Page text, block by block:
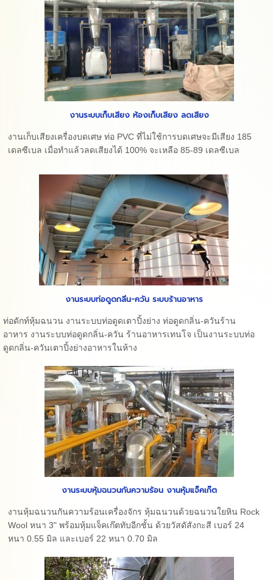
งานระบบเก็บเสียง ห้องเก็บเสียง ลดเสียง
งานเก็บเสียงเครื่องบดเศษ ท่อ PVC ที่ไม่ใช้การบดเศษจะมีเสียง 185
เดลซีเบล เมื่อทำแล้วลดเสียงได้ 100% จะเหลือ 85-89 เดลซีเบล
งานระบบท่อดูดกลิ่น-ควัน ระบบร้านอาหาร
ท่อดักท์หุ้มฉนวน งานระบบท่อดูดเตาปิ้งย่าง ท่อดูดกลิ่น-ควันร้าน
อาหาร งานระบบท่อดูดกลิ่น-ควัน ร้านอาหารเทนโจ เป็นงานระบบท่อ
ดูดกลิ่น-ควันเตาปิ้งย่างอาหารในห้าง
งานระบบหุ้มฉนวนกันความร้อน งานหุ้มแจ็คเก๊ต
งานหุ้มฉนวนกันความร้อนเครื่องจักร หุ้มฉนวนด้วยฉนวนใยหิน Rock
Wool หนา 3" พร้อมหุ้มแจ็คเก๊ตทับอีกชั้น ด้วยวัสดัสังกะสี เบอร์ 24
หนา 0.55 มิล และเบอร์ 22 หนา 0.70 มิล